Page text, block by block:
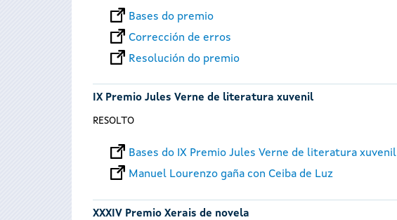
Bases do premio
Corrección de erros
Resolución do premio
IX Premio Jules Verne de literatura xuvenil
RESOLTO
Bases do IX Premio Jules Verne de literatura xuvenil
Manuel Lourenzo gaña con Ceiba de Luz
XXXIV Premio Xerais de novela